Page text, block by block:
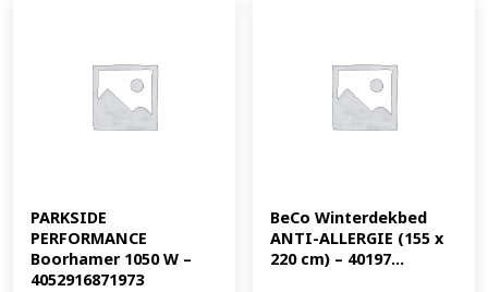
PARKSIDE
PERFORMANCE
Boorhamer 1050 W –
4052916871973
BeCo Winterdekbed
ANTI-ALLERGIE (155 x
220 cm) – 40197...